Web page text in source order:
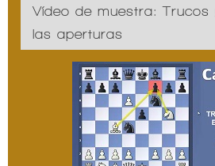
Vídeo de muestra: Trucos
las aperturas